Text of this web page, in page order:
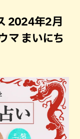
2024年2月
マ まいにち